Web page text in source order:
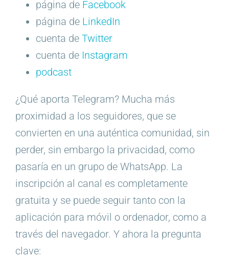
página de Facebook
página de LinkedIn
cuenta de Twitter
cuenta de Instagram
podcast
¿Qué aporta Telegram? Mucha más
proximidad a los seguidores, que se
convierten en una auténtica comunidad, sin
perder, sin embargo la privacidad, como
pasaría en un grupo de WhatsApp. La
inscripción al canal es completamente
gratuita y se puede seguir tanto con la
aplicación para móvil o ordenador, como a
través del navegador. Y ahora la pregunta
clave: